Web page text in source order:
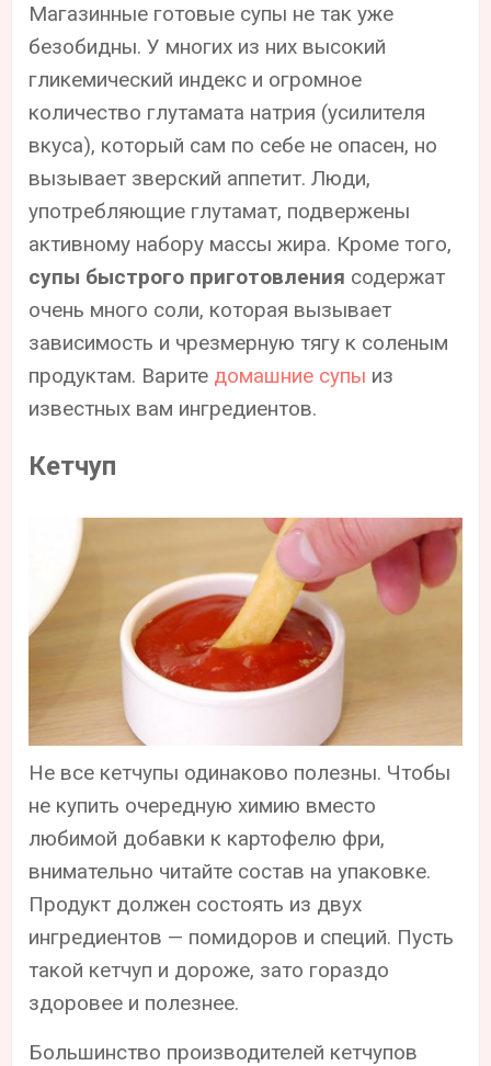
Магазинные готовые супы не так уже
безобидны. У многих из них высокий
гликемический индекс и огромное
количество глутамата натрия (усилителя
вкуса), который сам по себе не опасен, но
вызывает зверский аппетит. Люди,
употребляющие глутамат, подвержены
активному набору массы жира. Кроме того,
супы быстрого приготовления содержат
очень много соли, которая вызывает
зависимость и чрезмерную тягу к соленым
продуктам. Варите домашние супы из
известных вам ингредиентов.
Кетчуп
Не все кетчупы одинаково полезны. Чтобы
не купить очередную химию вместо
любимой добавки к картофелю фри,
внимательно читайте состав на упаковке.
Продукт должен состоять из двух
ингредиентов — помидоров и специй. Пусть
такой кетчуп и дороже, зато гораздо
здоровее и полезнее.
Большинство производителей кетчупов